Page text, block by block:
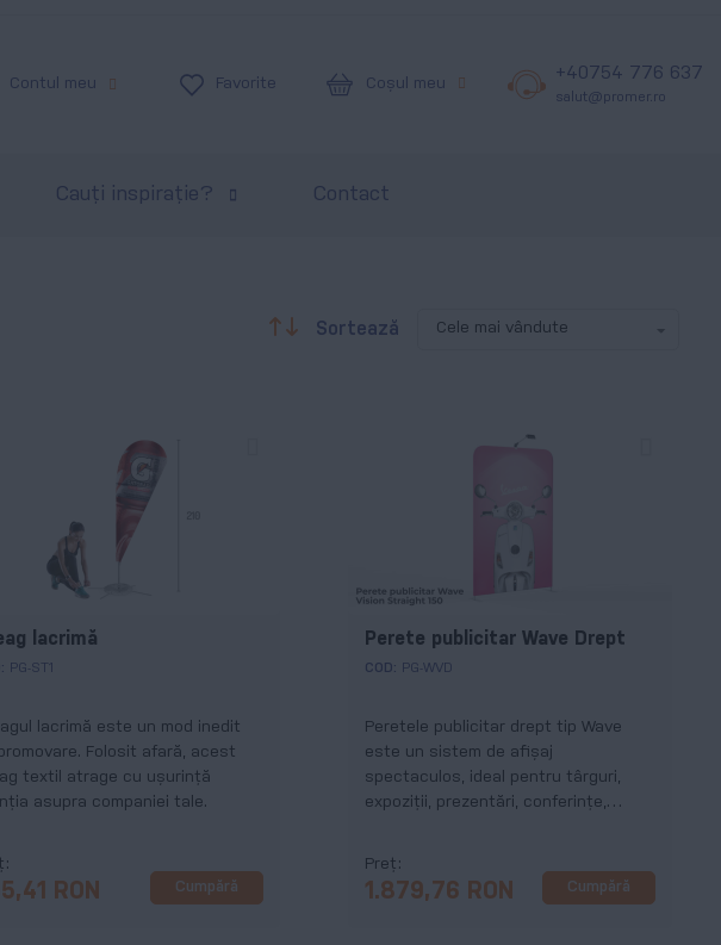
+40754 776 637
salut@promer.ro
Coșul meu
Favorite
Contul meu
Cauți inspirație? Contact
Sortează
Descendentă
lacrimă
PG-ST1
lacrimă este un mod inedit
Folosit afară, acest
textil atrage cu ușurință
asupra companiei tale.
RON Cumpără
Perete publicitar Wave Drept
COD: PG-WVD
Peretele publicitar drept tip Wave
este un sistem de afișaj
spectaculos, ideal pentru târguri,
expoziții, prezentări, conferințe,
compania ta.
Preț
1.879,76 RON Cumpără